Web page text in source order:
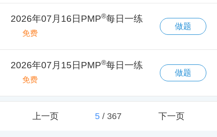
2026年07月16日PMP®每日一练
免费
做题
2026年07月15日PMP®每日一练
免费
做题
上一页 5/ 367 下一页